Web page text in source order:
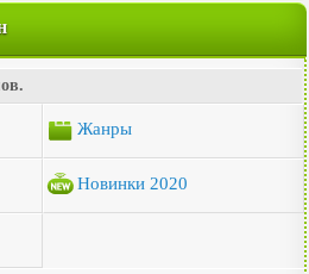
Жанры
Новинки 2020